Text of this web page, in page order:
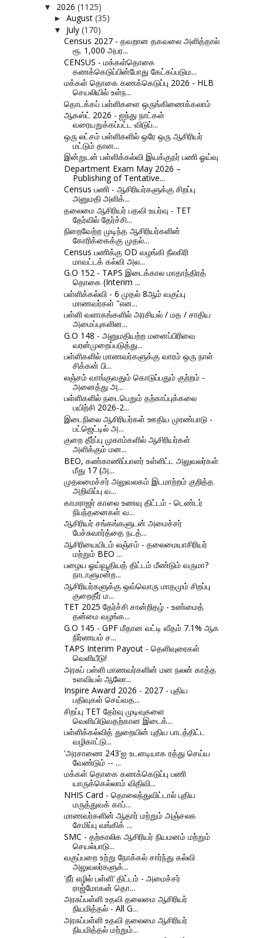
▼ 2026 (1125)
► August (35)
▼ July (170)
Census 2027 - தவறான தகவலை அளித்தால்
ரூ. 1,000 அபர...
CENSUS - மக்கள்தொகை
கணக்கெடுப்பின்போது கேட்கப்படும...
மக்கள் தொகை கணக்கெடுப்பு 2026 - HLB
செயலியில் உள்ந...
தொடக்கப் பள்ளிகளை ஒருங்கிணைக்கலாம்
ஆகஸ்ட் 2026 - ஐந்து நாட்கள்
வரையறுக்கப்பட்ட விடுப்...
ஒரு லட்சம் பள்ளிகளில் ஒரே ஒரு ஆசிரியர்
மட்டும் தான...
இன்றுடன் பள்ளிக்கல்வி இயக்குநர் பணி ஓய்வு
Department Exam May 2026 –
Publishing of Tentative...
Census பணி - ஆசிரியர்களுக்கு சிறப்பு
அனுமதி அளிக்...
தலைமை ஆசிரியர் பதவி உயர்வு - TET
தேர்வில் தேர்ச்சி...
நிறைவேற்ற முடிந்த ஆசிரியர்களின்
கோரிக்கைக்கு முதல்...
Census பணிக்கு OD வழங்கி நீலகிரி
மாவட்டக் கல்வி அல...
G.O 152 - TAPS இடைக்கால மாதாந்திரத்
தொகை (Interim ...
பள்ளிக்கல்வி - 6 முதல் 8ஆம் வகுப்பு
மாணவர்கள் "என...
பள்ளி வளாகங்களில் அரசியல் / மத / சாதிய
அமைப்புகளின...
G.O 148 - அனுமதியற்ற மனைப்பிரிவை
வரன்முறைப்படுத்து...
பள்ளிகளில் மாணவர்களுக்கு வாரம் ஒரு நாள்
சிக்கன் பி...
லஞ்சம் வாங்குவதும் கொடுப்பதும் குற்றம் -
அனைத்து அ...
பள்ளிகளில் நடைபெறும் தற்காப்புக்கலை
பயிற்சி 2026-2...
இடைநிலை ஆசிரியர்கள் ஊதிய முரண்பாடு -
பட்ஜெட்டில் அ...
குறை தீர்ப்பு முகாம்களில் ஆசிரியர்கள்
அளிக்கும் மன...
BEO, கண்காணிப்பாளர் உள்ளிட்ட அலுவலர்கள்
மீது 17 (அ...
முதலமைச்சர் அலுவலகம் இடமாற்றம் குறித்த
அறிவிப்பு வ...
காமராஜர் காலை உணவு திட்டம் - டெண்டர்
நிபந்தனைகள் வ...
ஆசிரியர் சங்கங்களுடன் அமைச்சர்
பேச்சுவார்த்தை நடத்...
ஆசிரியையிடம் லஞ்சம் - தலைமையாசிரியர்
மற்றும் BEO ...
பழைய ஓய்வூதியத் திட்டம் மீண்டும் வருமா?
நாடாளுமன்ற...
ஆசிரியர்களுக்கு ஒவ்வொரு மாதமும் சிறப்பு
குறைதீர் ம...
TET 2025 தேர்ச்சி சான்றிதழ் - உண்மைத்
தன்மை வழங்க...
G.O 145 - GPF மீதான வட்டி வீதம் 7.1% ஆக
நிர்ணயம் ச...
TAPS Interim Payout - தெளிவுரைகள்
வெளியீடு!
அரசுப் பள்ளி மாணவர்களின் மன நலன் காத்த
உளவியல் ஆலோ...
Inspire Award 2026 - 2027 - புதிய
பதிவுகள் செய்வத...
சிறப்பு TET தேர்வு முடிவுகளை
வெளியிடுவதற்கான இடைக்...
பள்ளிக்கல்வித் துறையின் புதிய பாடத்திட்ட
வழிகாட்டு...
'அரசாணை 243'ஐ உடனடியாக ரத்து செய்ய
வேண்டும் -- ...
மக்கள் தொகை கணக்கெடுப்பு பணி
யாருக்கெல்லாம் விதிவி...
NHIS Card - தொலைந்துவிட்டால் புதிய
மருத்துவக் காப்...
மாணவர்களின் ஆதார் மற்றும் அஞ்சலக
சேமிப்பு வங்கிக் ...
SMC - தற்காலிக ஆசிரியர் நியமனம் மற்றும்
செயல்பாடு...
வகுப்பறை உற்று நோக்கல் சார்ந்து கல்வி
அலுவலர்களுக்...
'நீர் எழில் பள்ளி’ திட்டம் - அமைச்சர்
ராஜ்மோகன் தொ...
அரசுப்பள்ளி உதவி தலைமை ஆசிரியர்
நியமித்தல் - All G...
அரசுப்பள்ளி உதவி தலைமை ஆசிரியர்
நியமித்தல் மற்றும்...